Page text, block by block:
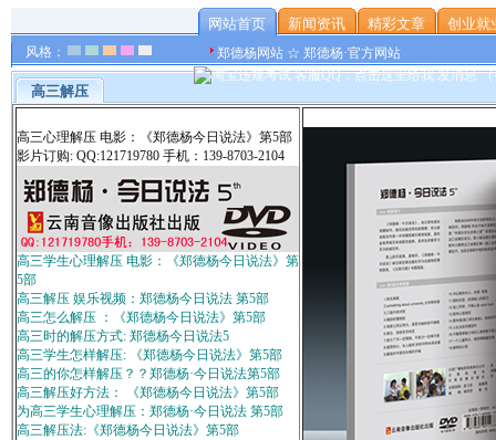
风格：
网站首页 新闻资讯 精彩文章 创业就
郑德杨网站 ☆ 郑德杨·官方网站
高三解压
高三心理解压 电影：《郑德杨今日说法》第5部
影片订购: QQ:121719780 手机：139-8703-2104
高三学生心理解压 电影：《郑德杨今日说法》第
5部
高三解压 娱乐视频：郑德杨今日说法 第5部
高三怎么解压 ：《郑德杨今日说法》第5部
高三时的解压方式: 郑德杨今日说法5
高三学生怎样解压: 《郑德杨今日说法》第5部
高三的你怎样解压？？郑德杨·今日说法第5部
高三解压好方法： 《郑德杨今日说法》第5部
为高三学生心理解压：郑德杨·今日说法 第5部
高三解压法:《郑德杨今日说法》第5部